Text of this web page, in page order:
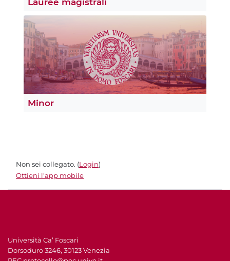
Lauree magistrali
Minor
Non sei collegato. (Login)
Ottieni l'app mobile
Università Ca’ Foscari
Dorsoduro 3246, 30123 Venezia